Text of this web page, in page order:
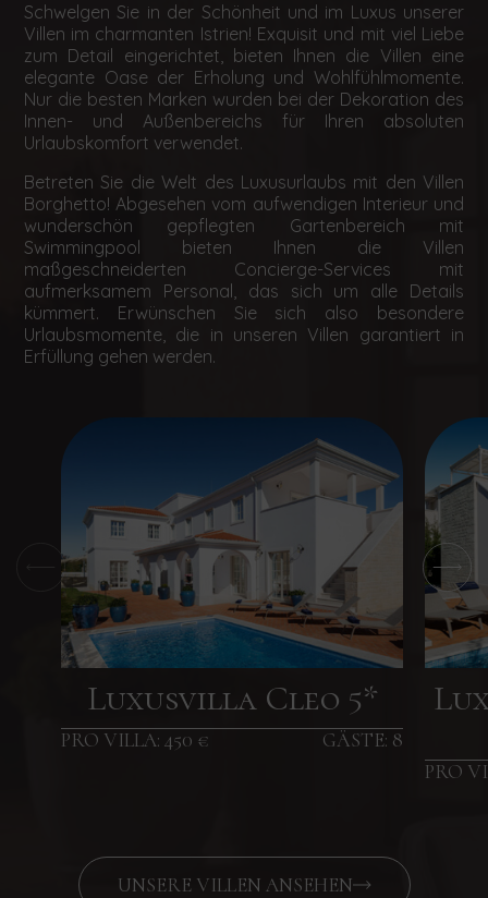
Schwelgen Sie in der Schönheit und im Luxus unserer
Villen im charmanten Istrien! Exquisit und mit viel Liebe
zum Detail eingerichtet, bieten Ihnen die Villen eine
elegante Oase der Erholung und Wohlfühlmomente.
Nur die besten Marken wurden bei der Dekoration des
Innen- und Außenbereichs für Ihren absoluten
Urlaubskomfort verwendet.
Betreten Sie die Welt des Luxusurlaubs mit den Villen
Borghetto! Abgesehen vom aufwendigen Interieur und
wunderschön gepflegten Gartenbereich mit
Swimmingpool bieten Ihnen die Villen
maßgeschneiderten Concierge-Services mit
aufmerksamem Personal, das sich um alle Details
kümmert. Erwünschen Sie sich also besondere
Urlaubsmomente, die in unseren Villen garantiert in
Erfüllung gehen werden.
Luxusvilla Cleo 5*
PRO VILLA: 450 € GÄSTE: 8
PRO
UNSERE VILLEN ANSEHEN